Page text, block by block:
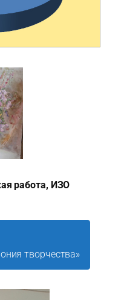
работа, ИЗО
творчества»